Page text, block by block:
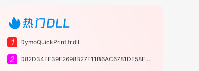
热门DLL
1 DymoQuickPrint.tr.dll
2 D82D34FF39E2698B27F11B6AC6781DF58F3924CB.dll